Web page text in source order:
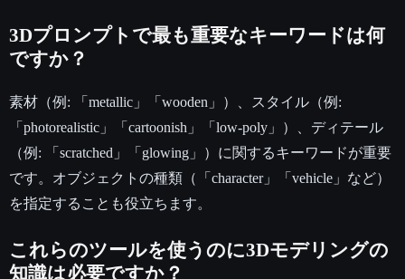
3Dプロンプトで最も重要なキーワードは何
ですか？
素材（例: 「metallic」「wooden」）、スタイル（例:
「photorealistic」「cartoonish」「low-poly」）、ディテール
（例: 「scratched」「glowing」）に関するキーワードが重要
です。オブジェクトの種類（「character」「vehicle」など）
を指定することも役立ちます。
これらのツールを使うのに3Dモデリングの
知識は必要ですか？